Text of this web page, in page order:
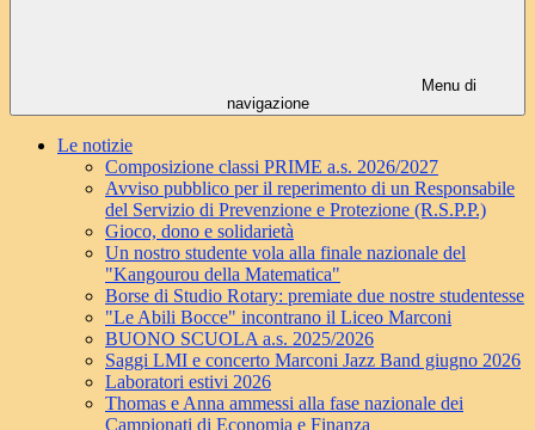
Menu di
navigazione
Le notizie
Composizione classi PRIME a.s. 2026/2027
Avviso pubblico per il reperimento di un Responsabile
del Servizio di Prevenzione e Protezione (R.S.P.P.)
Gioco, dono e solidarietà
Un nostro studente vola alla finale nazionale del
"Kangourou della Matematica"
Borse di Studio Rotary: premiate due nostre studentesse
"Le Abili Bocce" incontrano il Liceo Marconi
BUONO SCUOLA a.s. 2025/2026
Saggi LMI e concerto Marconi Jazz Band giugno 2026
Laboratori estivi 2026
Thomas e Anna ammessi alla fase nazionale dei
Campionati di Economia e Finanza